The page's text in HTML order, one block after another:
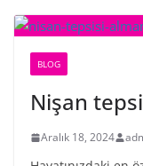
BLOG
Nişan
Aralık 18, 2024